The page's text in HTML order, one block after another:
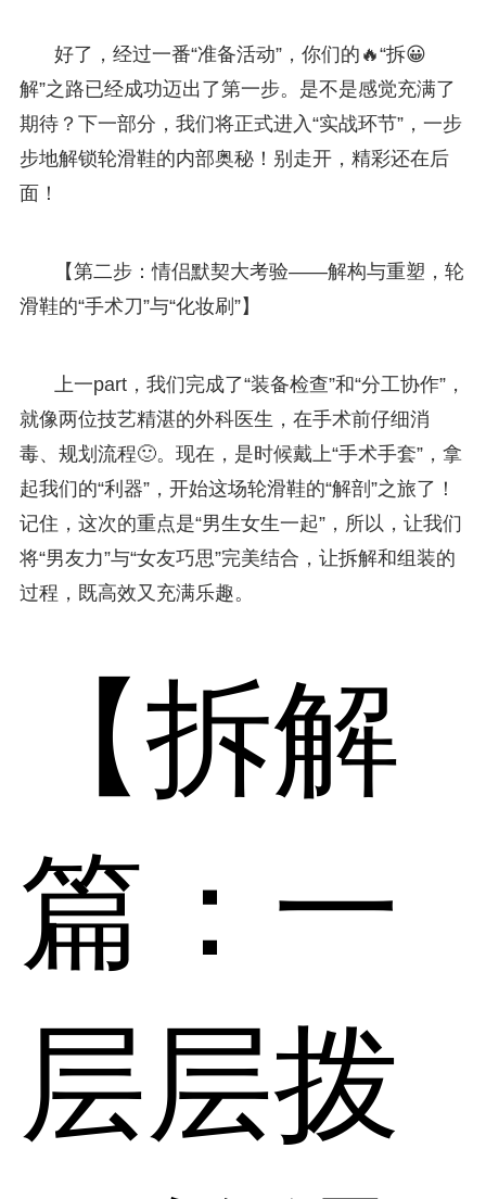
好了，经过一番“准备活动”，你们的🔥“拆😀
解”之路已经成功迈出了第一步。是不是感觉充满了
期待？下一部分，我们将正式进入“实战环节”，一步
步地解锁轮滑鞋的内部奥秘！别走开，精彩还在后
面！
【第二步：情侣默契大考验——解构与重塑，轮
滑鞋的“手术刀”与“化妆刷”】
上一part，我们完成了“装备检查”和“分工协作”，
就像两位技艺精湛的外科医生，在手术前仔细消
毒、规划流程🙂。现在，是时候戴上“手术手套”，拿
起我们的“利器”，开始这场轮滑鞋的“解剖”之旅了！
记住，这次的重点是“男生女生一起”，所以，让我们
将“男友力”与“女友巧思”完美结合，让拆解和组装的
过程，既高效又充满乐趣。
【拆解
篇：一
层层拨